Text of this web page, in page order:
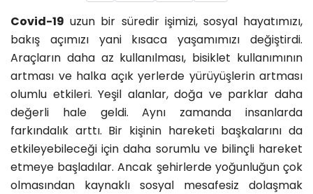
Covid-19 uzun bir süredir işimizi, sosyal hayatımızı,
bakış açımızı yani kısaca yaşamımızı değiştirdi.
Araçların daha az kullanılması, bisiklet kullanımının
artması ve halka açık yerlerde yürüyüşlerin artması
olumlu etkileri. Yeşil alanlar, doğa ve parklar daha
değerli hale geldi. Aynı zamanda insanlarda
farkındalık arttı. Bir kişinin hareketi başkalarını da
etkileyebileceği için daha sorumlu ve bilinçli hareket
etmeye başladılar. Ancak şehirlerde yoğunluğun çok
olmasından kaynaklı sosyal mesafesiz dolaşmak